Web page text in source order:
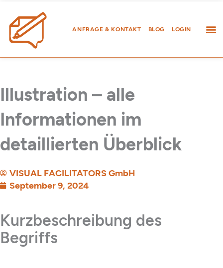
Inhalt
springen
ANFRAGE & KONTAKT BLOG LOGIN
Illustration – alle
Informationen im
detaillierten Überblick
VISUAL FACILITATORS GmbH
September 9, 2024
Kurzbeschreibung des
Begriffs